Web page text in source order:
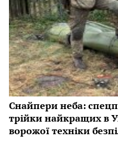
Снайпери неба:
трійки найкращих в
ворожої техніки